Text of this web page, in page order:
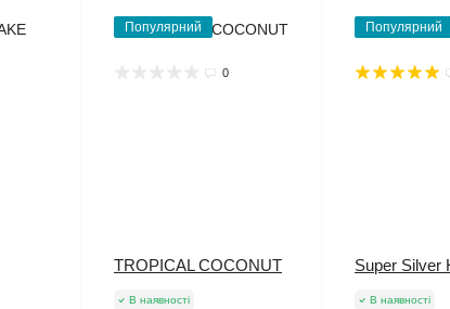
Популярний
0
TROPICAL COCONUT
В наявності
Популярний
Super Silver
В наявності